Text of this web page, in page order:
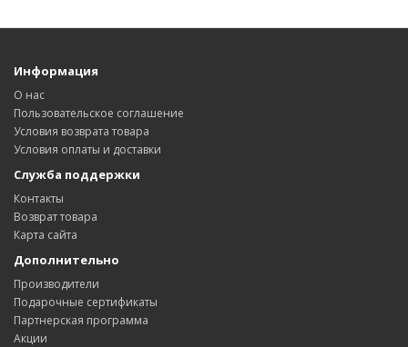
Информация
О нас
Пользовательское соглашение
Условия возврата товара
Условия оплаты и доставки
Служба поддержки
Контакты
Возврат товара
Карта сайта
Дополнительно
Производители
Подарочные сертификаты
Партнерская программа
Акции